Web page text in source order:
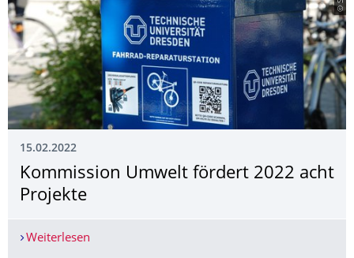
15.02.2022
Kommission Umwelt fördert 2022 acht
Projekte
Weiterlesen